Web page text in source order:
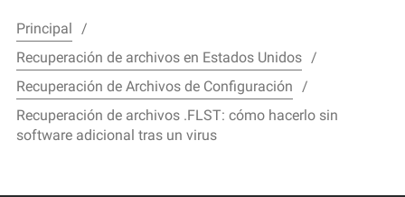
Principal
Recuperación de archivos en Estados Unidos
Recuperación de Archivos de Configuración
Recuperación de archivos .FLST: cómo hacerlo sin
software adicional tras un virus